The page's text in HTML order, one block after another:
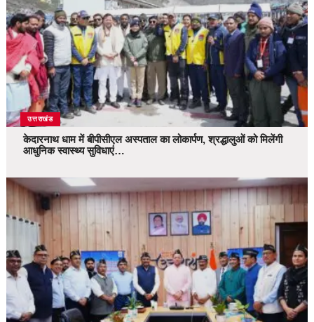
उत्तराखंड
केदारनाथ धाम में बीपीसीएल अस्पताल का लोकार्पण, श्रद्धालुओं को मिलेंगी
आधुनिक स्वास्थ्य सुविधाएं…